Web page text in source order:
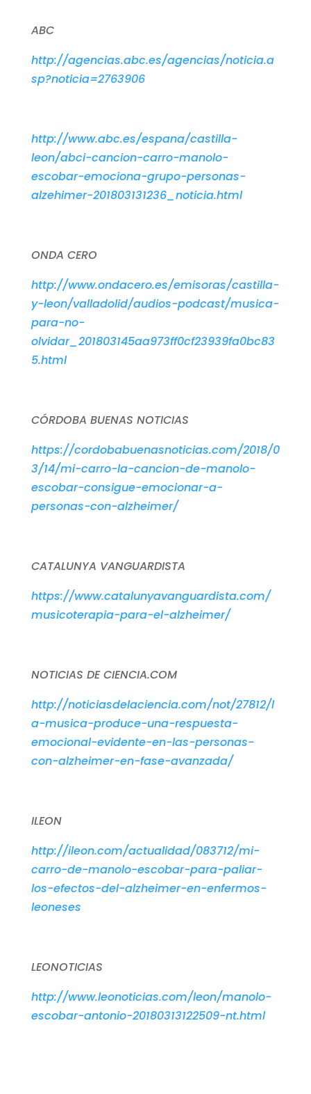
ABC
http://agencias.abc.es/agencias/noticia.a
sp?noticia=2763906
http://www.abc.es/espana/castilla-
leon/abci-cancion-carro-manolo-
escobar-emociona-grupo-personas-
alzehimer-201803131236_noticia.html
ONDA CERO
http://www.ondacero.es/emisoras/castilla-
y-leon/valladolid/audios-podcast/musica-
para-no-
olvidar_201803145aa973ff0cf23939fa0bc83
5.html
CÓRDOBA BUENAS NOTICIAS
https://cordobabuenasnoticias.com/2018/0
3/14/mi-carro-la-cancion-de-manolo-
escobar-consigue-emocionar-a-
personas-con-alzheimer/
CATALUNYA VANGUARDISTA
https://www.catalunyavanguardista.com/
musicoterapia-para-el-alzheimer/
NOTICIAS DE CIENCIA.COM
http://noticiasdelaciencia.com/not/27812/l
a-musica-produce-una-respuesta-
emocional-evidente-en-las-personas-
con-alzheimer-en-fase-avanzada/
ILEON
http://ileon.com/actualidad/083712/mi-
carro-de-manolo-escobar-para-paliar-
los-efectos-del-alzheimer-en-enfermos-
leoneses
LEONOTICIAS
http://www.leonoticias.com/leon/manolo-
escobar-antonio-20180313122509-nt.html